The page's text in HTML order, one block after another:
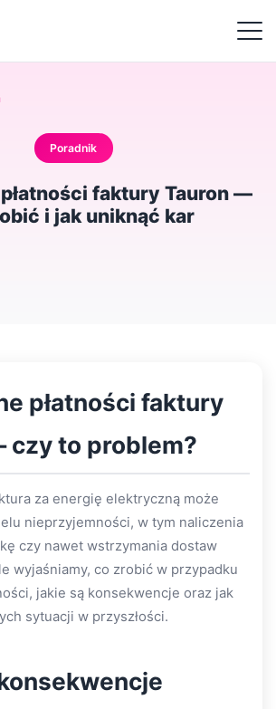
Poradnik
faktury Tauron —
i jak uniknąć kar
płatności faktury
czy to problem?
za energię elektryczną może
nieprzyjemności, w tym naliczenia
czy nawet wstrzymania dostaw
wyjaśniamy, co zrobić w przypadku
jakie są konsekwencje oraz jak
sytuacji w przyszłości.